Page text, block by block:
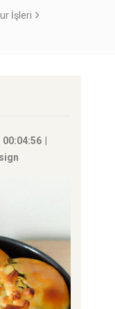
İşleri
00:04:56